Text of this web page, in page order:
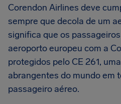
Corendon Airlines deve
sempre que decola de um
significa que os
aeroporto europeu com a
protegidos pelo CE 261,
abrangentes do mundo em
passageiro aéreo.